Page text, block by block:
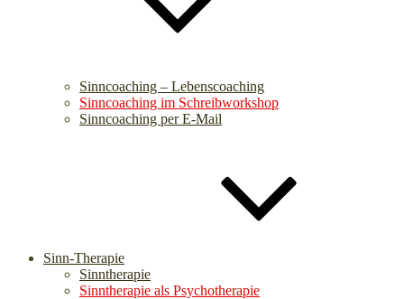
Sinncoaching – Lebenscoaching
Sinncoaching im Schreibworkshop
Sinncoaching per E-Mail
Sinn-Therapie
Sinntherapie
Sinntherapie als Psychotherapie